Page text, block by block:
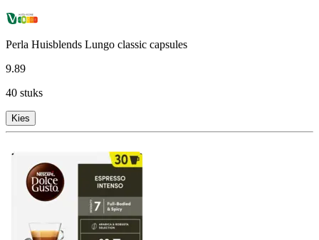
Perla Huisblends Lungo classic capsules
9.89
40 stuks
Kies